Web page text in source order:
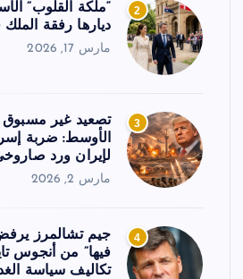
2
“ملكة القلوب”
ديارها رفقة
مارس 17, 2026
3
تصعيد غير
الأوسط: ضربة
لإيران ورد
مارس 2, 2026
4
جيم تشالمرز يرفض
فيها” من أنجوس
تكاليف سياسة